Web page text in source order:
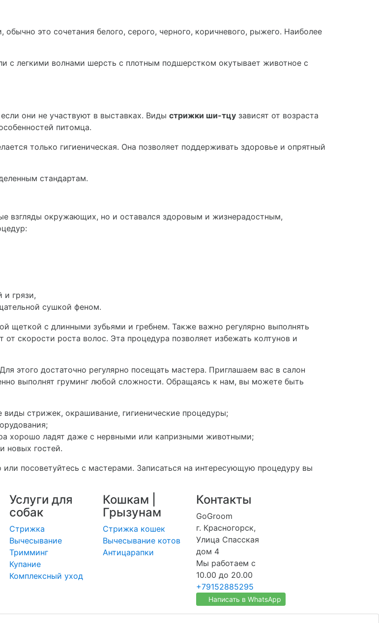
это сочетания белого, серого, черного, коричневого, рыжего. Наиболее
с легкими волнами шерсть с плотным подшерстком окутывает животное с
они не участвуют в выставках. Виды стрижки ши-тцу зависят от возраста
питомца.
только гигиеническая. Она позволяет поддерживать здоровье и опрятный
стандартам.
взгляды окружающих, но и оставался здоровым и жизнерадостным,
и грязи,
сушкой феном.
щеткой с длинными зубьями и гребнем. Также важно регулярно выполнять
скорости роста волос. Эта процедура позволяет избежать колтунов и
этого достаточно регулярно посещать мастера. Приглашаем вас в салон
выполнят груминг любой сложности. Обращаясь к нам, вы можете быть
стрижек, окрашивание, гигиенические процедуры;
хорошо ладят даже с нервными или капризными животными;
новых гостей.
или посоветуйтесь с мастерами. Записаться на интересующую процедуру вы
Услуги для
собак
Стрижка
Вычесывание
Тримминг
Купание
Комплексный уход
Кошкам |
Грызунам
Стрижка кошек
Вычесывание котов
Антицарапки
Контакты
GoGroom
г. Красногорск,
Улица Спасская
дом 4
Мы работаем с
10.00 до 20.00
+79152885295
Написать в WhatsApp